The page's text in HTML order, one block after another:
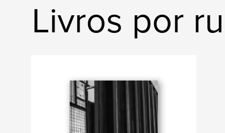
Livros por